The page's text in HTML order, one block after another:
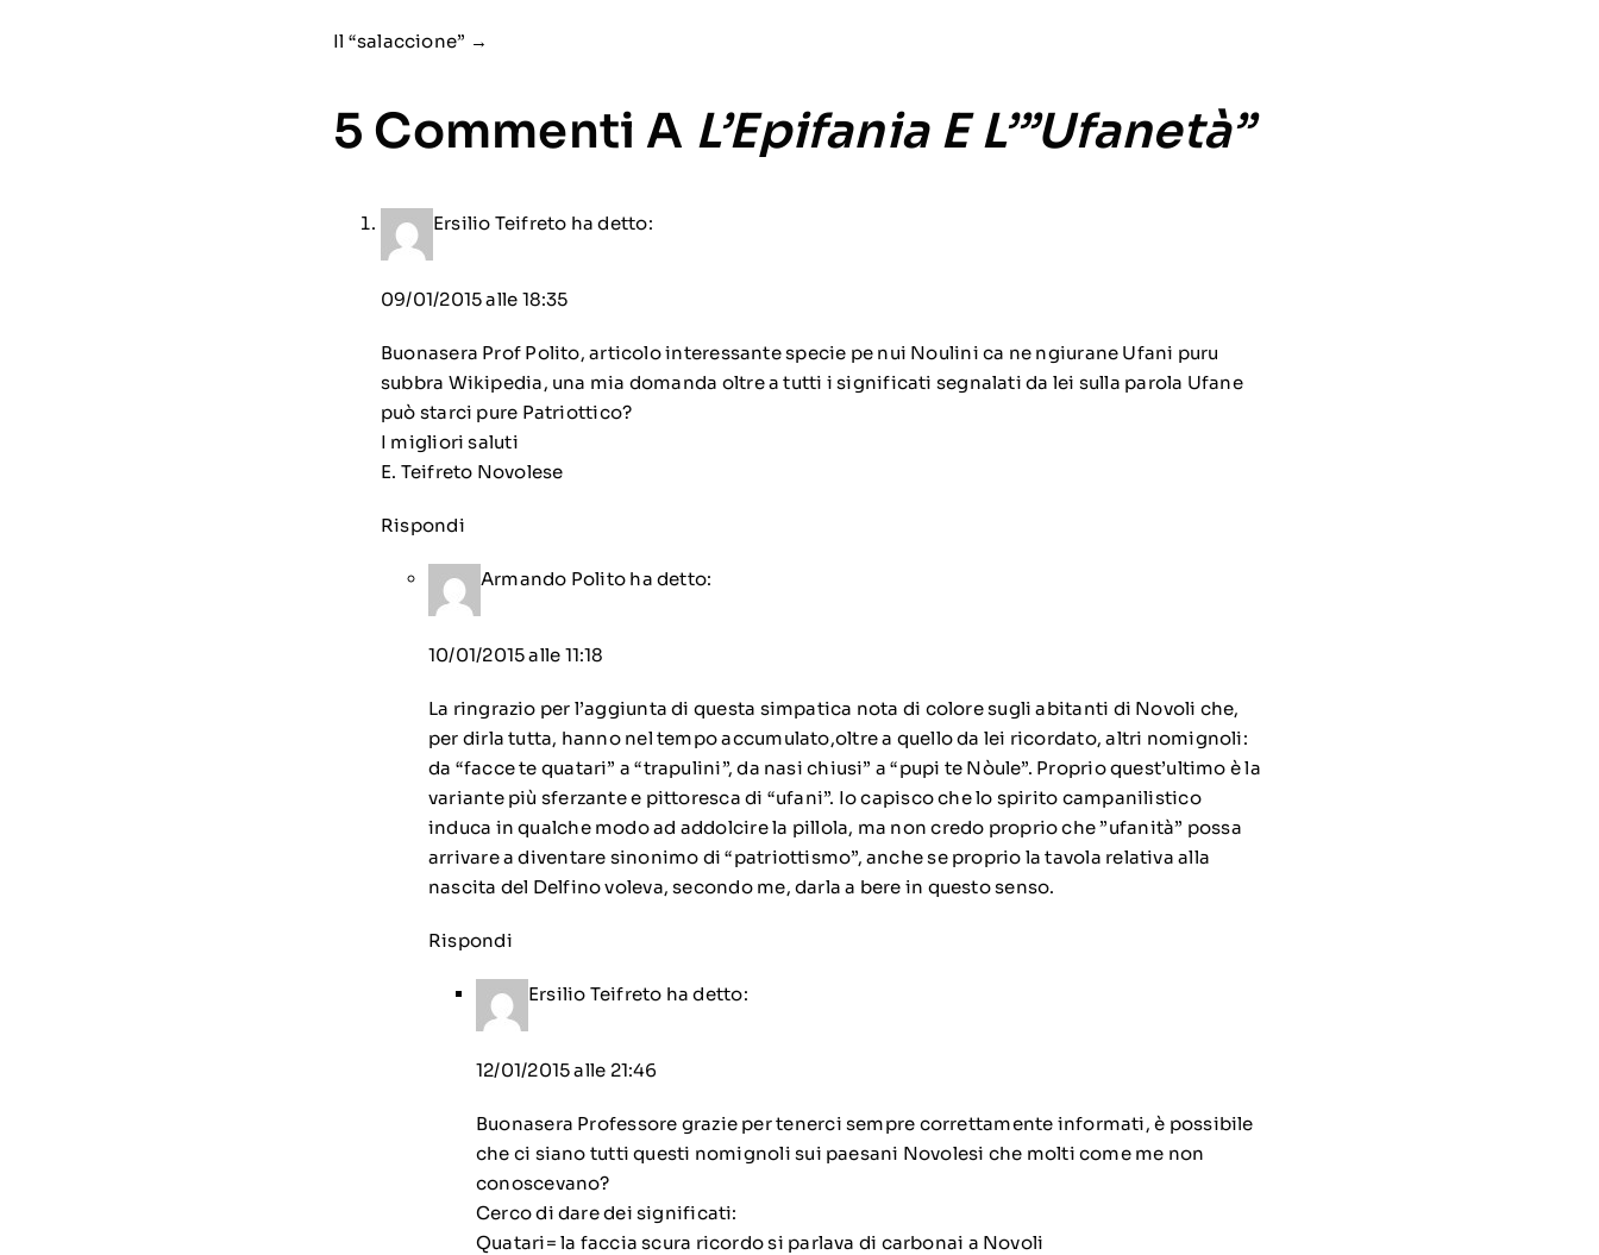
Il “salaccione” →
5 Commenti A L’Epifania E L’”ufanetà”
Ersilio Teifreto ha detto:
09/01/2015 alle 18:35
Buonasera Prof Polito, articolo interessante specie pe nui Noulini ca ne ngiurane Ufani puru
subbra Wikipedia, una mia domanda oltre a tutti i significati segnalati da lei sulla parola Ufane
può starci pure Patriottico?
I migliori saluti
E. Teifreto Novolese
Rispondi
Armando Polito ha detto:
10/01/2015 alle 11:18
La ringrazio per l’aggiunta di questa simpatica nota di colore sugli abitanti di Novoli che,
per dirla tutta, hanno nel tempo accumulato,oltre a quello da lei ricordato, altri nomignoli:
da “facce te quatari” a “trapulini”, da nasi chiusi” a “pupi te Nòule”. Proprio quest’ultimo è la
variante più sferzante e pittoresca di “ufani”. Io capisco che lo spirito campanilistico
induca in qualche modo ad addolcire la pillola, ma non credo proprio che ”ufanità” possa
arrivare a diventare sinonimo di “patriottismo”, anche se proprio la tavola relativa alla
nascita del Delfino voleva, secondo me, darla a bere in questo senso.
Rispondi
Ersilio Teifreto ha detto:
12/01/2015 alle 21:46
Buonasera Professore grazie per tenerci sempre correttamente informati, è possibile
che ci siano tutti questi nomignoli sui paesani Novolesi che molti come me non
conoscevano?
Cerco di dare dei significati:
Quatari= la faccia scura ricordo si parlava di carbonai a Novoli